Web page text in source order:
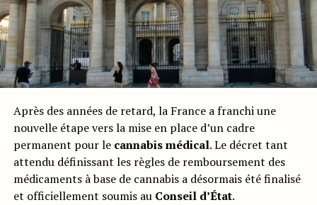
Après des années de retard, la France a franchi une
nouvelle étape vers la mise en place d’un cadre
permanent pour le cannabis médical. Le décret tant
attendu définissant les règles de remboursement des
médicaments à base de cannabis a désormais été finalisé
et officiellement soumis au Conseil d’État.